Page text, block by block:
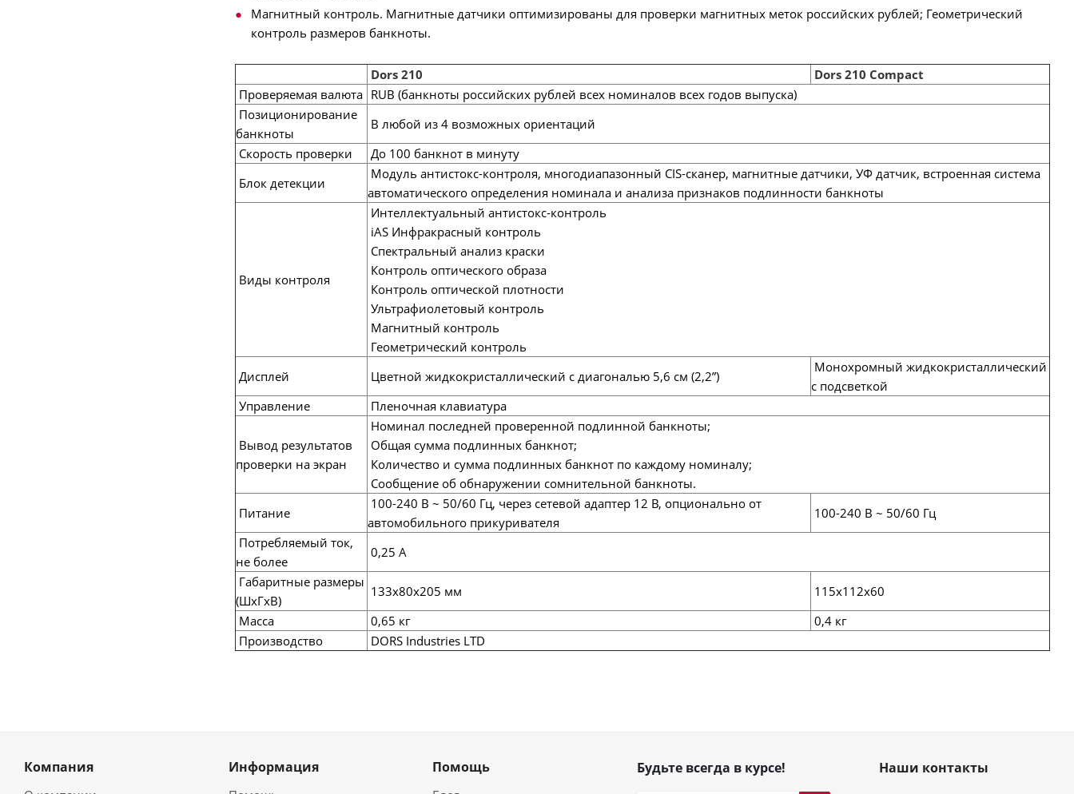
Магнитный контроль. Магнитные датчики оптимизированы для проверки магнитных меток российских рублей; Геометрический
контроль размеров банкноты.
Dors 210
Dors 210 Compact
Проверяемая валюта RUB (банкноты российских рублей всех номиналов всех годов выпуска)
Позиционирование
банкноты
В любой из 4 возможных ориентаций
Скорость проверки
До 100 банкнот в минуту
Блок детекции
Модуль антистокс-контроля, многодиапазонный CIS-сканер, магнитные датчики, УФ датчик, встроенная система
автоматического определения номинала и анализа признаков подлинности банкноты
Виды контроля
Интеллектуальный антистокс-контроль
iAS Инфракрасный контроль
Спектральный анализ краски
Контроль оптического образа
Контроль оптической плотности
Ультрафиолетовый контроль
Магнитный контроль
Геометрический контроль
Дисплей
Цветной жидкокристаллический с диагональю 5,6 см (2,2”)
Монохромный жидкокристаллический
с подсветкой
Управление
Пленочная клавиатура
Вывод результатов
проверки на экран
Номинал последней проверенной подлинной банкноты;
Общая сумма подлинных банкнот;
Количество и сумма подлинных банкнот по каждому номиналу;
Сообщение об обнаружении сомнительной банкноты.
Питание
100-240 В ~ 50/60 Гц, через сетевой адаптер 12 В, опционально от
автомобильного прикуривателя
100-240 В ~ 50/60 Гц
Потребляемый ток,
не более
0,25 А
Габаритные размеры
(ШхГхВ)
133х80х205 мм
115х112х60
Масса
0,65 кг
0,4 кг
Производство
DORS Industries LTD
Компания Информация Помощь Будьте всегда в курсе! Наши контакты